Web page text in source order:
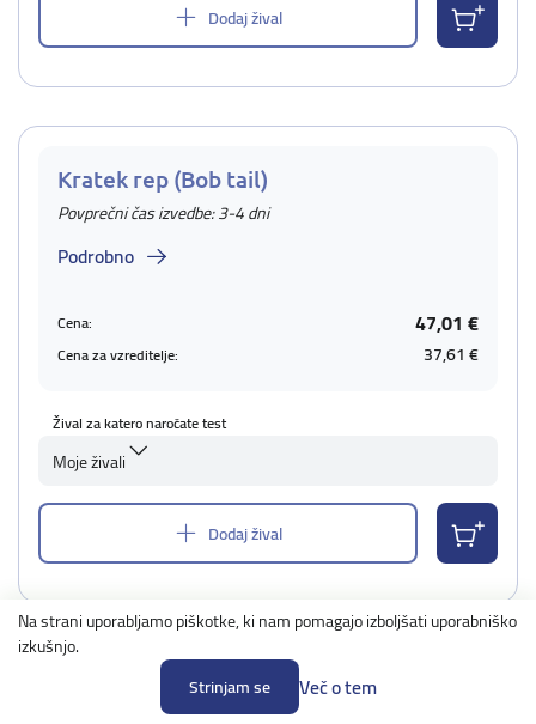
Na strani uporabljamo piškotke, ki nam pomagajo izboljšati uporabniško
izkušnjo.
Strinjam se
Več o tem
Dodaj žival
Kratek rep (Bob tail)
Povprečni čas izvedbe: 3-4 dni
Podrobno
Cena: 47,01 €
Cena za vzreditelje: 37,61 €
Žival za katero naročate test
Moje živali
Dodaj žival